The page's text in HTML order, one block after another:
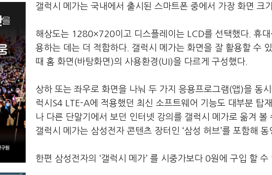
갤럭시 메가는 국내에서 출시된 스마트폰 중에서 가장 화면 크
해상도는 1280×720이고 디스플레이는 LCD를 선택했다. 휴
용하는 데는 더 적합하다. 갤럭시 메가는 화면을 잘 활용할 수
때 홈 화면(바탕화면)의 사용환경(UI)을 다르게 구성했다.
상하 또는 좌우로 화면을 나눠 두 가지 응용프로그램(앱)을 동
럭시S4 LTE-A에 적용했던 최신 소프트웨어 기능도 대부분 탑
나 다른 단말기에서 보던 인터넷 강의를 갤럭시 메가로 옮겨 볼
갤럭시 메가는 삼성전자 콘텐츠 장터인 ‘삼성 허브’를 포함해
한편 삼성전자의 ‘갤럭시 메가’ 를 시중가보다 0원에 구입 할